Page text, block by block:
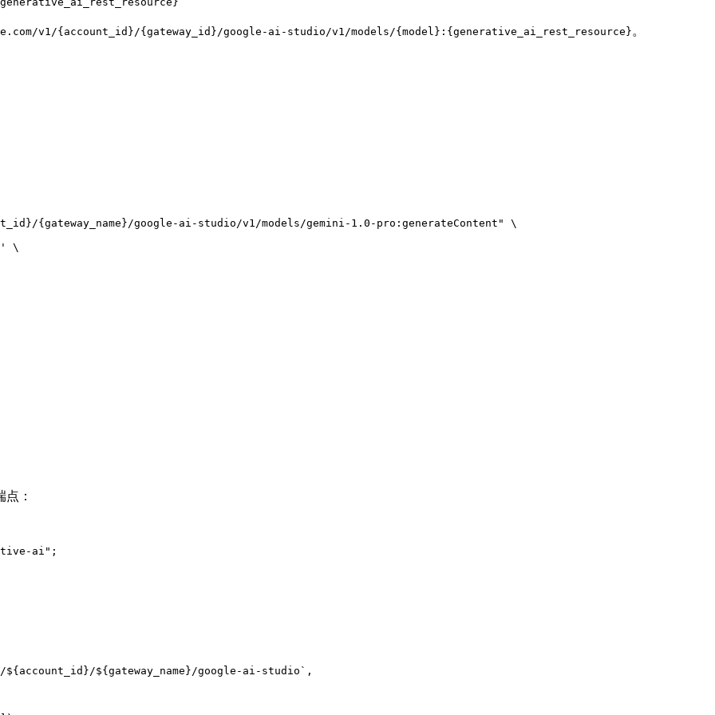
v1/{account_id}/{gateway_id}/google-ai-studio/v1/models/{model}:{generative_ai_rest_resource}。
{gateway_name}/google-ai-studio/v1/models/gemini-1.0-pro:generateContent"
\
\
：
ai" ;
${ account_id }/${ gateway_name }/google-ai-studio` ,